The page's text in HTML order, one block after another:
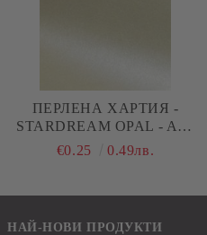
ПЕРЛЕНА ХАРТИЯ -
STARDREAM OPAL - A4 -
120 G/M²
€0.25 0.49лв.
НАЙ-НОВИ ПРОДУКТИ